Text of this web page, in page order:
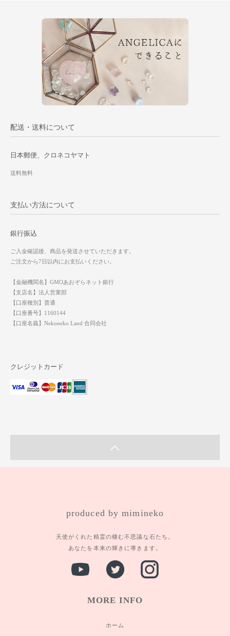
配送・送料について
日本郵便、クロネコヤマト
送料無料
支払い方法について
銀行振込
ご入金確認後、商品を発送させていただきます。
ご注文から7日以内にお支払いください。
【金融機関名】GMOあおぞらネット銀行
【支店名】法人営業部
【口座種別】普通
【口座番号】1160144
【口座名義】Nekoneko Land 合同会社
クレジットカード
produced by mimineko
天使がくれた精霊の棲む不思議な石たち。
あなたを本来の輝きに導きます。
MORE INFO
ホーム